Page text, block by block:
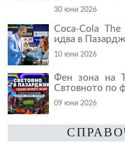
30 юни 2026
Coca-Cola
идва в
10 юни 2026
Фен зона на
Свтовното по
09 юни 2026